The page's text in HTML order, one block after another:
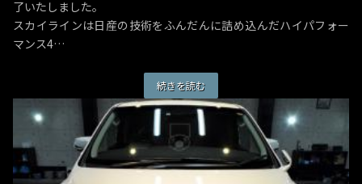
了いたしました。
スカイラインは日産の技術をふんだんに詰め込んだハイパフォー
マンス4…
続きを読む